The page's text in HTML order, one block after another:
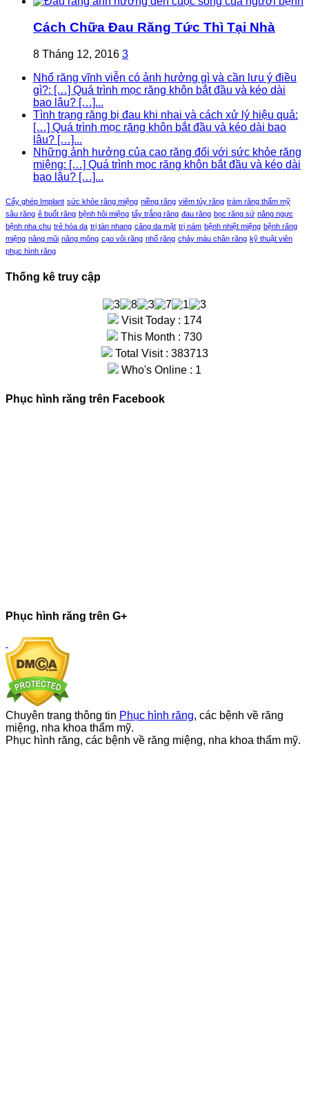
Cách Chữa Đau Răng Tức Thì Tại Nhà
8 Tháng 12, 2016 3
Nhổ răng vĩnh viễn có ảnh hưởng gì và cần lưu ý điều
gì?: […] Quá trình mọc răng khôn bắt đầu và kéo dài
bao lâu? […]...
Tình trạng răng bị đau khi nhai và cách xử lý hiệu quả:
[…] Quá trình mọc răng khôn bắt đầu và kéo dài bao
lâu? […]...
Những ảnh hưởng của cao răng đối với sức khỏe răng
miệng: […] Quá trình mọc răng khôn bắt đầu và kéo dài
bao lâu? […]...
Cấy ghép Implant sức khỏe răng miệng niềng răng viêm tủy răng trám răng thẩm mỹ
sâu răng ê buốt răng bệnh hôi miệng tẩy trắng răng đau răng bọc răng sứ nâng ngực
bệnh nha chu trẻ hóa da trị tàn nhang căng da mặt trị nám bệnh nhiệt miệng bệnh răng
miệng nâng mũi nâng mông cạo vôi răng nhổ răng chảy máu chân răng kỹ thuật viên
phục hình răng
Thống kê truy cập
Visit Today : 174
This Month : 730
Total Visit : 383713
Who's Online : 1
Phục hình răng trên Facebook
Phục hình răng trên G+
Chuyên trang thông tin Phục hình răng, các bệnh về răng
miệng, nha khoa thẩm mỹ.
Phục hình răng, các bệnh về răng miệng, nha khoa thẩm mỹ.